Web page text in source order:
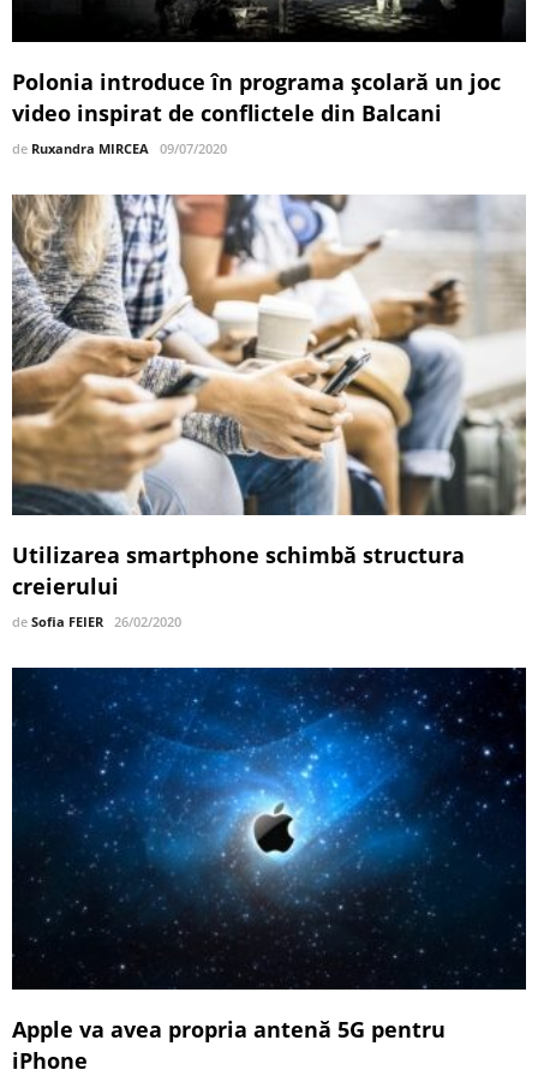
Polonia introduce în programa școlară un joc
video inspirat de conflictele din Balcani
de Ruxandra MIRCEA 09/07/2020
Utilizarea smartphone schimbă structura
creierului
de Sofia FEIER 26/02/2020
Apple va avea propria antenă 5G pentru
iPhone